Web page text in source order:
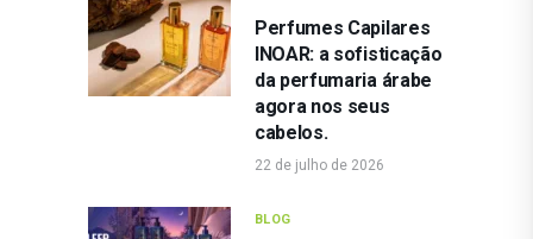
Perfumes Capilares
INOAR: a sofisticação
da perfumaria árabe
agora nos seus
cabelos.
22 de julho de 2026
BLOG